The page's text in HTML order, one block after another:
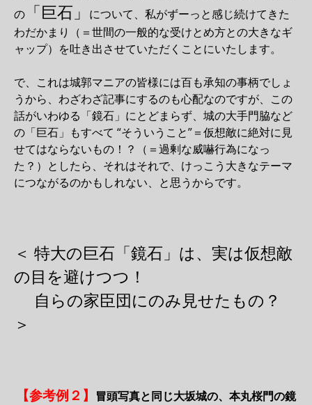
の 「巨石」
について、私がずーっと感じ続けてきた
わだかまり（＝世間の一般的な受けとめ方との大きなギ
ャップ）を吐き出させていただくことにいたします。
で、これは城郭マニアの皆様には百も承知の事柄でしょ
うから、わざわざ記事にするのも心配なのですが、この
話がいわゆる「鏡石」にとどまらず、城の大手門脇など
の「巨石」もすべて “そういうこと”＝仮想敵に絶対に見
せてはならないもの！？（＝過剰な威嚇行為になっ
た？）としたら、それはそれで、けっこう大きなテーマ
につながるのかもしれない、と思うからです。
＜ 特大の巨石「鏡石」は、実は仮想敵
の目を避けつつ！
自らの家臣団にのみ見せたもの？
＞
【参考例２】 冒頭写真と同じ大坂城の、本丸桜門の鏡